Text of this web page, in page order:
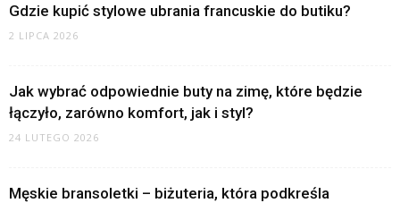
Gdzie kupić stylowe ubrania francuskie do butiku?
2 LIPCA 2026
Jak wybrać odpowiednie buty na zimę, które będzie
łączyło, zarówno komfort, jak i styl?
24 LUTEGO 2026
Męskie bransoletki – biżuteria, która podkreśla